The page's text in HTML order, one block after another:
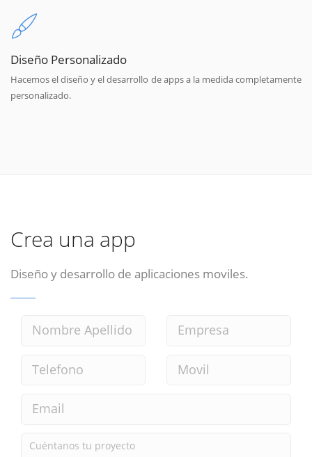
Diseño Personalizado
Hacemos el diseño y el desarrollo de apps a la medida completamente
personalizado.
Crea una app
Diseño y desarrollo de aplicaciones moviles.